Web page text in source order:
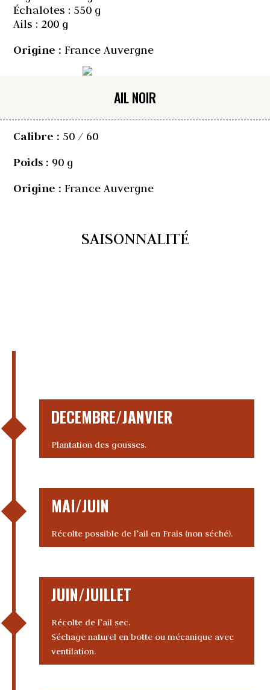
Échalotes : 550 g
Ails : 200 g
Origine :France Auvergne
AIL NOIR
Calibre : 50 / 60
Poids : 90 g
Origine :France Auvergne
SAISONNALITÉ
DECEMBRE/JANVIER
Plantation des gousses.
MAI/JUIN
Récolte possible de l’ail en Frais (non séché).
JUIN/JUILLET
Récolte de l’ail sec.
Séchage naturel en botte ou mécanique avec
ventilation.